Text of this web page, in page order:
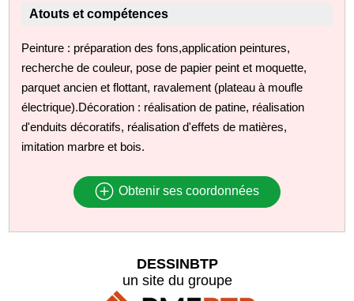
Atouts et compétences
Peinture : préparation des fons,application peintures,
recherche de couleur, pose de papier peint et moquette,
parquet ancien et flottant, ravalement (plateau à moufle
électrique).Décoration : réalisation de patine, réalisation
d'enduits décoratifs, réalisation d'effets de matières,
imitation marbre et bois.
Obtenir ses coordonnées
DESSINBTP
un site du groupe